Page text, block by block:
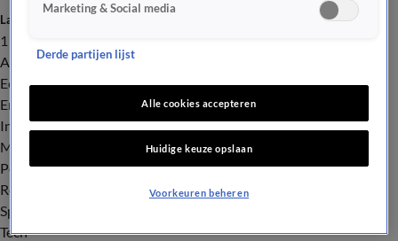
Laatste nieuws
112
Advies & Tips
Economie
Entertainment
Infrastructuur
Milieu en Gezondheid
Politiek
Royalty
Sport
Tech
Marketing & Social media
Derde partijen lijst
Alle cookies accepteren
Huidige keuze opslaan
Voorkeuren beheren